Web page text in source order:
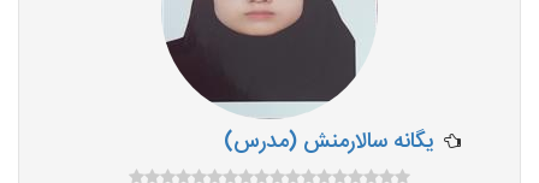
یگانه سالارمنش (مدرس)